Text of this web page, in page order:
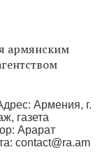
армянским
Армения, г.
газета
Арарат
contact@ra.am